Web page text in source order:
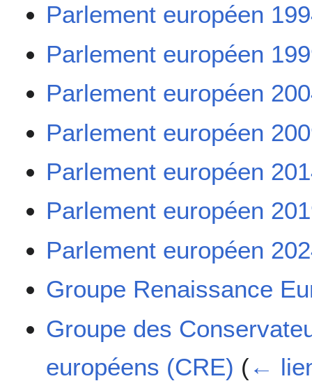
Parlement européen
Parlement européen
Parlement européen
Parlement européen
Parlement européen
Parlement européen
Parlement européen
Groupe Renaissance
Groupe des
européens (CRE) (←